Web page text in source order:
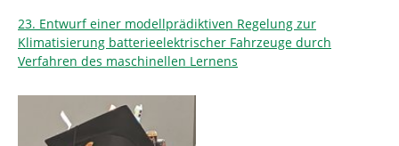
23. Entwurf einer modellprädiktiven Regelung zur
Klimatisierung batterieelektrischer Fahrzeuge durch
Verfahren des maschinellen Lernens